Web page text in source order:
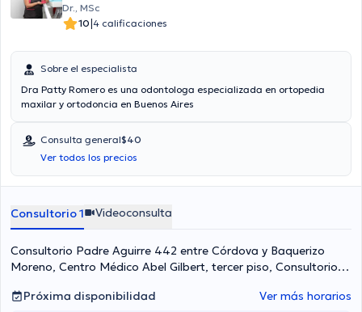
Dr., MSc
10|4 calificaciones
Sobre el especialista
Dra Patty Romero es una odontologa especializada en ortopedia
maxilar y ortodoncia en Buenos Aires
Consulta general$40
Ver todos los precios
Consultorio 1 Videoconsulta
Consultorio Padre Aguirre 442 entre Córdova y Baquerizo
Moreno, Centro Médico Abel Gilbert, tercer piso, Consultorio
Guayaquil
Próxima disponibilidad Ver más horarios